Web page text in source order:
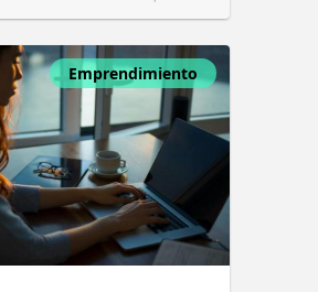
Emprendimiento